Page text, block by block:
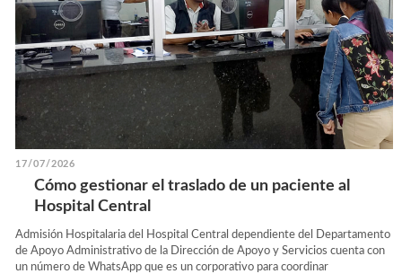
17/07/2026
Cómo gestionar el traslado de un paciente al
Hospital Central
Admisión Hospitalaria del Hospital Central dependiente del Departamento
de Apoyo Administrativo de la Dirección de Apoyo y Servicios cuenta con
un número de WhatsApp que es un corporativo para coordinar